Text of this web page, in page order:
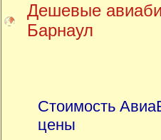
Дешевые
Барнаул
Стоимость
цены